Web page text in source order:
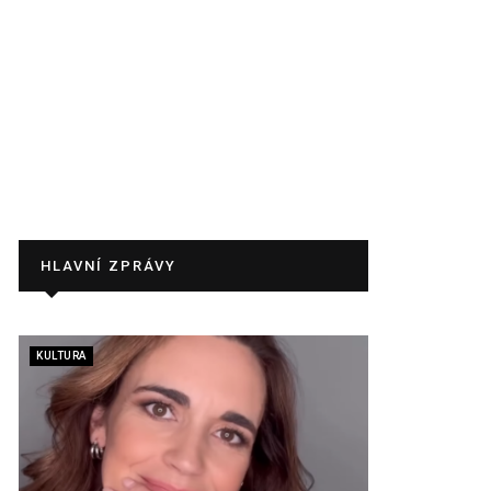
HLAVNÍ ZPRÁVY
KULTURA